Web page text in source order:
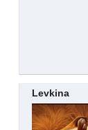
Levkina